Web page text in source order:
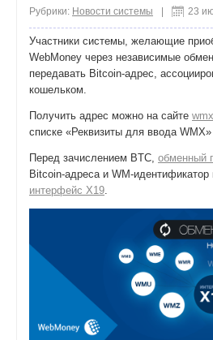
Рубрики: Новости системы 23
Участники системы, желающие
WebMoney через независимые
передавать Bitcoin-адрес,
кошельком.
Получить адрес можно на сайте
списке «Реквизиты для ввода
Перед зачислением BTC, обменный
Bitcoin-адреса и WM-идентификатор
интерфейс X19.